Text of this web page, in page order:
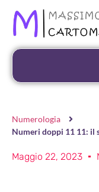
Numerologia
Numeri doppi 11 11: il
Maggio 22, 2023